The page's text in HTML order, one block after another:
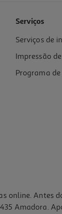
Serviços
Serviços de
Impressão
Programa
Antes
Amadora.